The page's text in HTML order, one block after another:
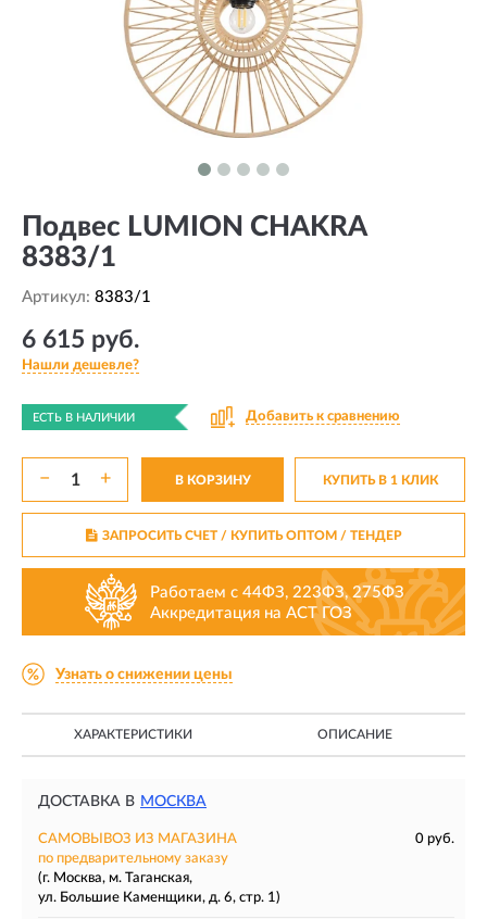
Подвес LUMION CHAKRA
8383/1
Артикул: 8383/1
6 615 руб.
Нашли дешевле?
ЕСТЬ В НАЛИЧИИ Добавить к сравнению
− + В КОРЗИНУ КУПИТЬ В 1 КЛИК
ЗАПРОСИТЬ СЧЕТ / КУПИТЬ ОПТОМ/ ТЕНДЕР
Работаем с 44ФЗ, 223ФЗ, 275ФЗ
Аккредитация на АСТ ГОЗ
Узнать о снижении цены
ХАРАКТЕРИСТИКИ ОПИСАНИЕ
ДОСТАВКА В МОСКВА
САМОВЫВОЗ ИЗ МАГАЗИНА
0 руб.
по предварительному заказу
(г. Москва, м. Таганская,
ул. Большие Каменщики, д. 6, стр. 1)